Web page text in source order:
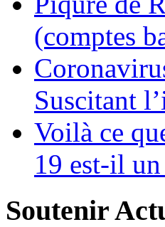
(comptes
Suscitant
Voilà ce
19 est-il
Soutenir